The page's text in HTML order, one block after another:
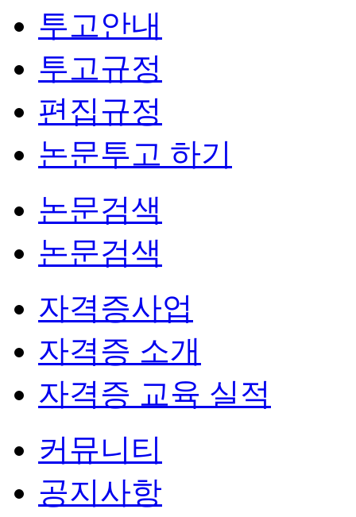
투고안내
투고규정
편집규정
논문투고 하기
논문검색
논문검색
자격증사업
자격증 소개
자격증 교육 실적
커뮤니티
공지사항